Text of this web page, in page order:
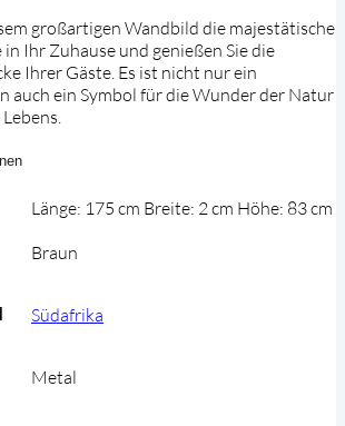
großartigen Wandbild die majestätische
Ihr Zuhause und genießen Sie die
Ihrer Gäste. Es ist nicht nur ein
auch ein Symbol für die Wunder der Natur
Länge: 175 cm Breite: 2 cm Höhe: 83 cm
Braun
Südafrika
Metal